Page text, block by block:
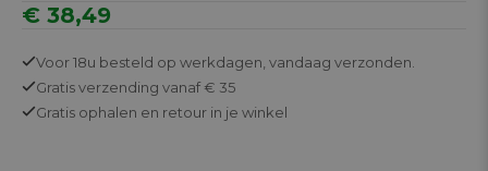
€ 38,49
Voor 18u besteld op werkdagen, vandaag verzonden.
Gratisverzending vanaf € 35
Gratis ophalen en retour in je winkel